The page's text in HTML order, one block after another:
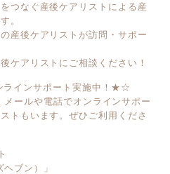
つなぐ産後ケアリストによる産
。
産後ケアリストが訪問・サポー
ケアリストにご相談ください！
ラインサポート実施中！★☆
メールや電話でオンラインサポー
トもいます。ぜひご利用くださ
ヘブン）」